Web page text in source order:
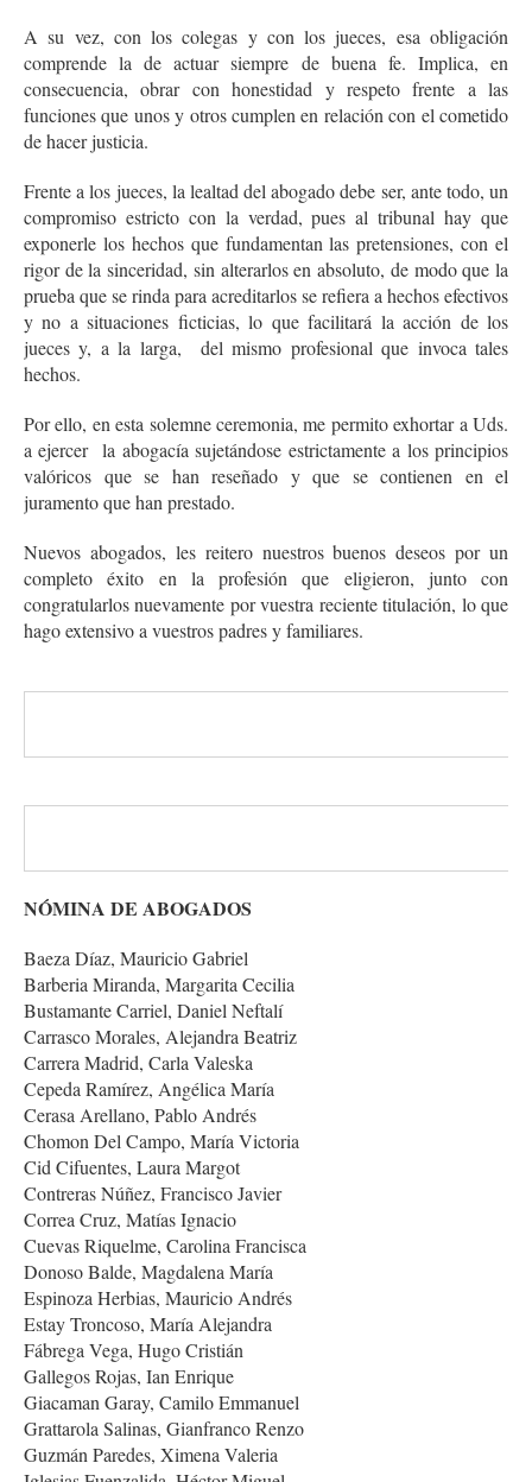
A su vez, con los colegas y con los jueces, esa obligación
comprende la de actuar siempre de buena fe. Implica, en
consecuencia, obrar con honestidad y respeto frente a las
funciones que unos y otros cumplen en relación con el cometido
de hacer justicia.
Frente a los jueces, la lealtad del abogado debe ser, ante todo, un
compromiso estricto con la verdad, pues al tribunal hay que
exponerle los hechos que fundamentan las pretensiones, con el
rigor de la sinceridad, sin alterarlos en absoluto, de modo que la
prueba que se rinda para acreditarlos se refiera a hechos efectivos
y no a situaciones ficticias, lo que facilitará la acción de los
jueces y, a la larga, del mismo profesional que invoca tales
hechos.
Por ello, en esta solemne ceremonia, me permito exhortar a Uds.
a ejercer la abogacía sujetándose estrictamente a los principios
valóricos que se han reseñado y que se contienen en el
juramento que han prestado.
Nuevos abogados, les reitero nuestros buenos deseos por un
completo éxito en la profesión que eligieron, junto con
congratularlos nuevamente por vuestra reciente titulación, lo que
hago extensivo a vuestros padres y familiares.
NÓMINA DE ABOGADOS
Baeza Díaz, Mauricio Gabriel
Barberia Miranda, Margarita Cecilia
Bustamante Carriel, Daniel Neftalí
Carrasco Morales, Alejandra Beatriz
Carrera Madrid, Carla Valeska
Cepeda Ramírez, Angélica María
Cerasa Arellano, Pablo Andrés
Chomon Del Campo, María Victoria
Cid Cifuentes, Laura Margot
Contreras Núñez, Francisco Javier
Correa Cruz, Matías Ignacio
Cuevas Riquelme, Carolina Francisca
Donoso Balde, Magdalena María
Espinoza Herbias, Mauricio Andrés
Estay Troncoso, María Alejandra
Fábrega Vega, Hugo Cristián
Gallegos Rojas, Ian Enrique
Giacaman Garay, Camilo Emmanuel
Grattarola Salinas, Gianfranco Renzo
Guzmán Paredes, Ximena Valeria